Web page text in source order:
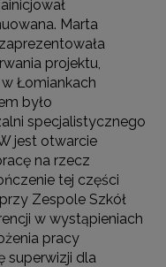
Marta
projektu,
Łomiankach
było
specjalistycznego
jest otwarcie
na rzecz
tej części
Zespole Szkół
w wystąpieniach
pracy
superwizji dla